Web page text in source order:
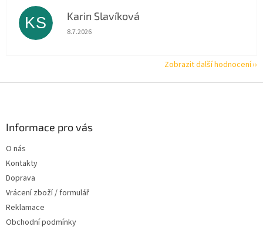
KS Karin Slavíková
Hodnocení obchodu je 5 z 5 hvězdiček.
8.7.2026
Zobrazit další hodnocení
Informace pro vás
O nás
Kontakty
Doprava
Vrácení zboží / formulář
Reklamace
Obchodní podmínky